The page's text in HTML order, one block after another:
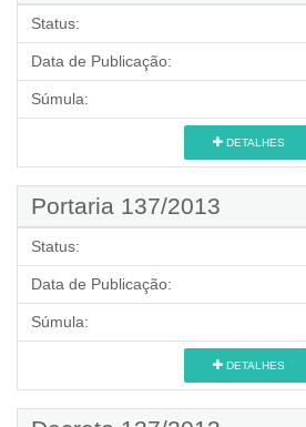
Status:
Data de Publicação:
Súmula:
DETALHES
Portaria 137/2013
Status:
Data de Publicação:
Súmula:
DETALHES